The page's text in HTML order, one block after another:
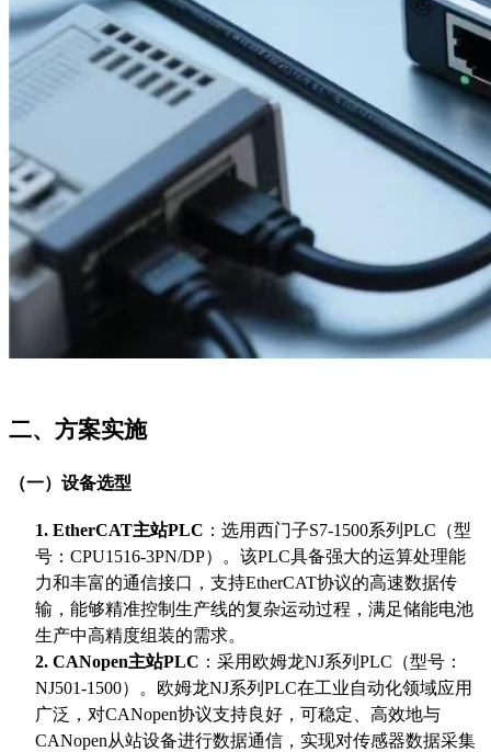
二、方案实施
（一）设备选型
1. EtherCAT主站PLC ：选用西门子S7-1500系列PLC（型
号：CPU1516-3PN/DP）。该PLC具备强大的运算处理能
力和丰富的通信接口，支持EtherCAT协议的高速数据传
输，能够精准控制生产线的复杂运动过程，满足储能电池
生产中高精度组装的需求。
2. CANopen主站PLC ：采用欧姆龙NJ系列PLC（型号：
NJ501-1500）。欧姆龙NJ系列PLC在工业自动化领域应用
广泛，对CANopen协议支持良好，可稳定、高效地与
CANopen从站设备进行数据通信，实现对传感器数据采集